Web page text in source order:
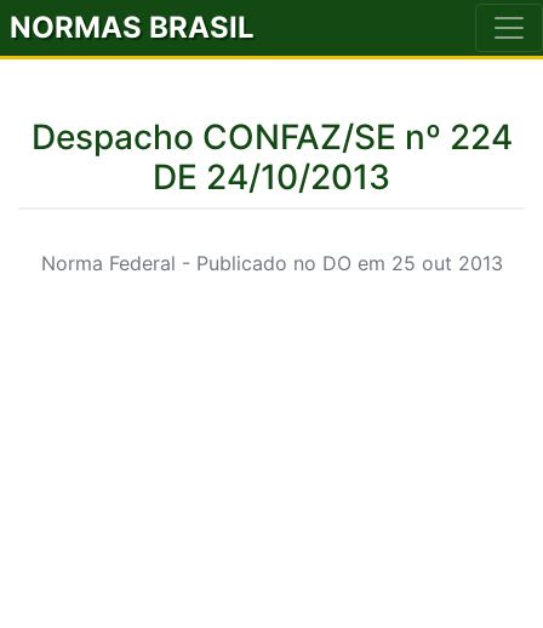
NORMAS BRASIL
Despacho CONFAZ/SE nº 224
DE 24/10/2013
Norma Federal - Publicado no DO em 25 out 2013